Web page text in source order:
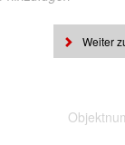
Weiter